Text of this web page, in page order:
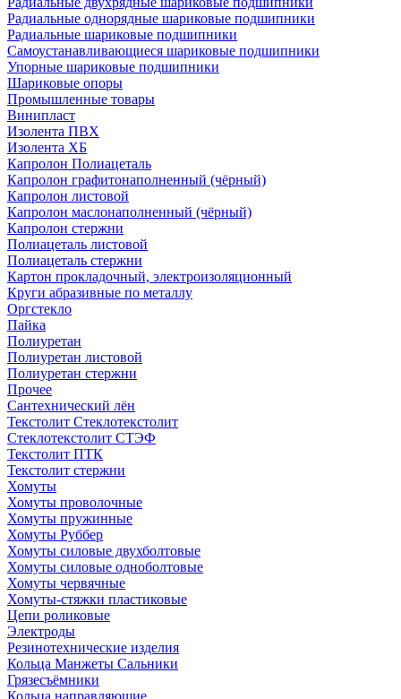
Радиальные однорядные шариковые подшипники
Радиальные шариковые подшипники
Самоустанавливающиеся шариковые подшипники
Упорные шариковые подшипники
Шариковые опоры
Промышленные товары
Винипласт
Изолента ПВХ
Изолента ХБ
Капролон Полиацеталь
Капролон графитонаполненный (чёрный)
Капролон листовой
Капролон маслонаполненный (чёрный)
Капролон стержни
Полиацеталь листовой
Полиацеталь стержни
Картон прокладочный, электроизоляционный
Круги абразивные по металлу
Оргстекло
Пайка
Полиуретан
Полиуретан листовой
Полиуретан стержни
Прочее
Сантехнический лён
Текстолит Стеклотекстолит
Стеклотекстолит СТЭФ
Текстолит ПТК
Текстолит стержни
Хомуты
Хомуты проволочные
Хомуты пружинные
Хомуты Руббер
Хомуты силовые двухболтовые
Хомуты силовые одноболтовые
Хомуты червячные
Хомуты-стяжки пластиковые
Цепи роликовые
Электроды
Резинотехнические изделия
Кольца Манжеты Сальники
Грязесъёмники
Кольца направляющие